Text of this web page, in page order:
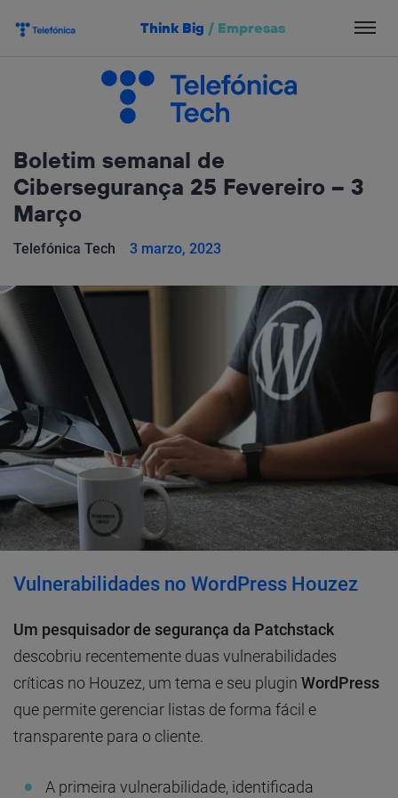
Think Big / Empresas
Boletim semanal de
Cibersegurança 25 Fevereiro – 3
Março
Telefónica Tech 3 marzo, 2023
Vulnerabilidades no WordPress Houzez
Um pesquisador de segurança da Patchstack
descobriu recentemente duas vulnerabilidades
críticas no Houzez, um tema e seu plugin WordPress
que permite gerenciar listas de forma fácil e
transparente para o cliente.
A primeira vulnerabilidade, identificada